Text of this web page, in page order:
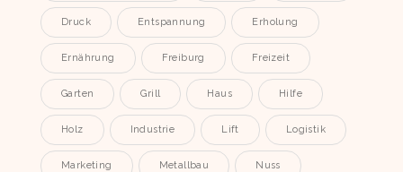
Druck Entspannung Erholung
Ernährung Freiburg Freizeit
Garten Grill Haus Hilfe
Holz Industrie Lift Logistik
Marketing Metallbau Nuss